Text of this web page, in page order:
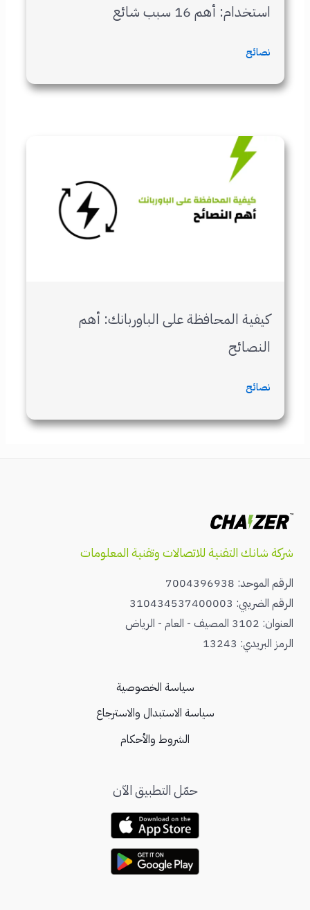
استخدام: أهم 16 سبب شائع
نصائح
كيفية المحافظة على الباوربانك: أهم
النصائح
نصائح
شركة شانك التقنية للاتصالات وتقنية المعلومات
الرقم الموحد: 7004396938
الرقم الضريبي: 310434537400003
العنوان: 3102 المصيف - العام - الرياض
الرمز البريدي: 13243
سياسة الخصوصية
سياسة الاستبدال والاسترجاع
الشروط والأحكام
حمّل التطبيق الآن